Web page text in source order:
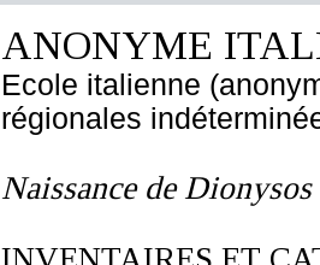
ANONYME
Ecole italienne
régionales
Naissance de Dionysos